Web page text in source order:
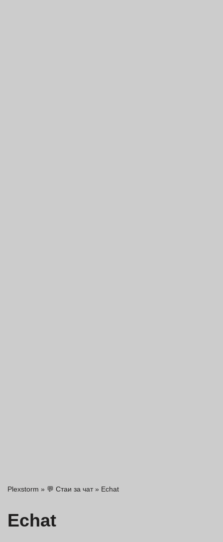
Plexstorm » 💬 Стаи за чат» Echat
Echat